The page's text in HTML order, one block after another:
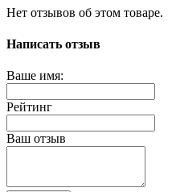
Нет отзывов об этом товаре.
Написать отзыв
Ваше имя:
Рейтинг
Ваш отзыв